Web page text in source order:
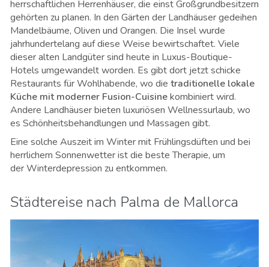
herrschaftlichen Herrenhäuser, die einst Großgrundbesitzern
gehörten zu planen. In den Gärten der Landhäuser gedeihen
Mandelbäume, Oliven und Orangen. Die Insel wurde
jahrhundertelang auf diese Weise bewirtschaftet. Viele
dieser alten Landgüter sind heute in Luxus-Boutique-
Hotels umgewandelt worden. Es gibt dort jetzt schicke
Restaurants für Wohlhabende, wo die traditionelle lokale
Küche mit moderner Fusion-Cuisinekombiniert wird.
Andere Landhäuser bieten luxuriösen Wellnessurlaub, wo
es Schönheitsbehandlungen und Massagen gibt.
Eine solche Auszeit im Winter mit Frühlingsdüften und bei
herrlichem Sonnenwetter ist die beste Therapie, um
der Winterdepression zu entkommen.
Städtereise nach Palma de Mallorca